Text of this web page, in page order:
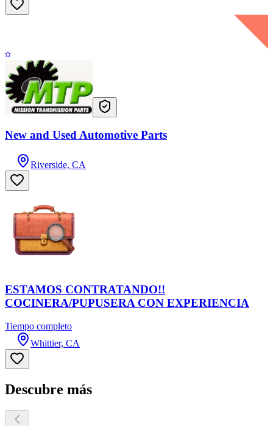
New and Used Automotive Parts
Riverside, CA
ESTAMOS CONTRATANDO!!
COCINERA/PUPUSERA CON EXPERIENCIA
Tiempo completo
Whittier, CA
Descubre más